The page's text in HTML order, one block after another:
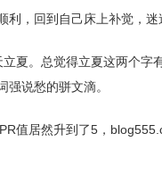
，回到自己床上补觉，迷
夏。总觉得立夏这两个
说愁的骈文滴。
值居然升到了5，